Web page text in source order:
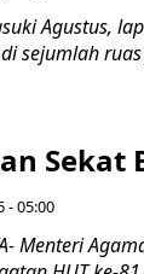
Agustus,
sejumlah
Sekat
- 05:00
Menteri